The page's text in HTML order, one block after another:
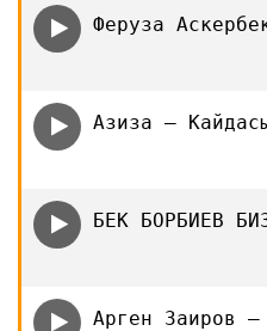
Феруза
Азиза —
БЕК БОРБИЕВ
Арген Заиров